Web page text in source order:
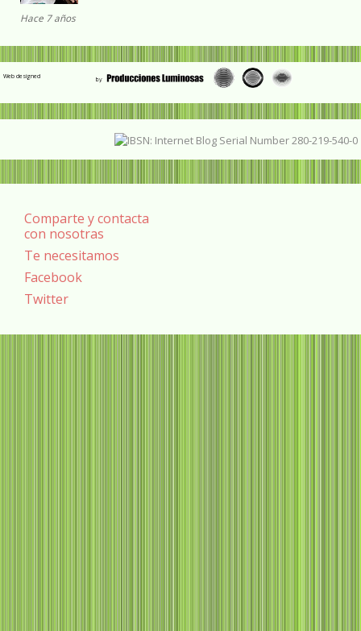
Hace 7 años
Web designed
Comparte y contacta
con nosotras
Te necesitamos
Facebook
Twitter